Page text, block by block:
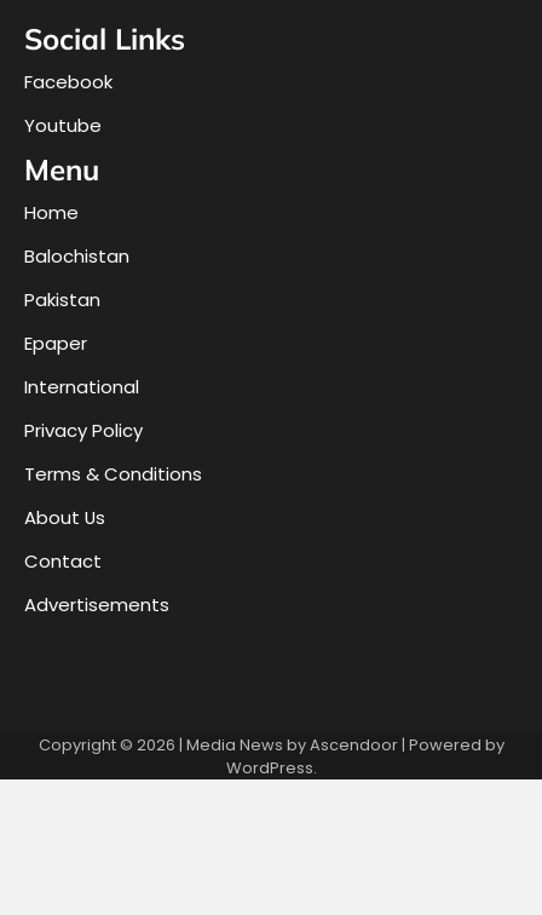
Social Links
Facebook
Youtube
Menu
Home
Balochistan
Pakistan
Epaper
International
Privacy Policy
Terms & Conditions
About Us
Contact
Advertisements
Copyright © 2026 | Media News byAscendoor| Powered by
WordPress.